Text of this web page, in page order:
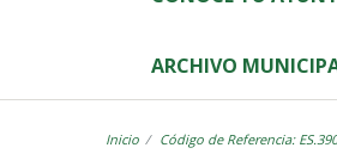
ARCHIVO
Inicio Código de Referencia: